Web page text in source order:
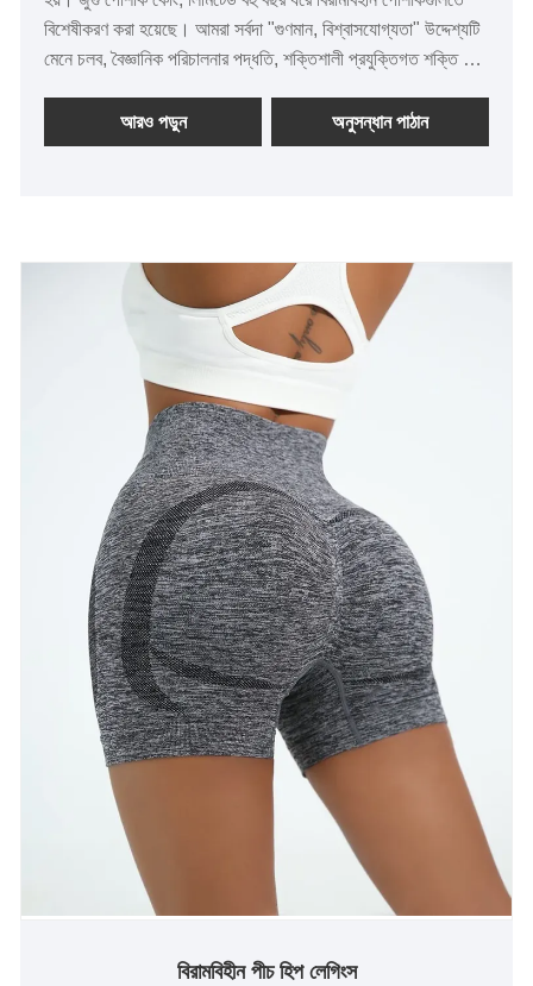
বিশেষীকরণ করা হয়েছে। আমরা সর্বদা "গুণমান, বিশ্বাসযোগ্যতা" উদ্দেশ্যটি
মেনে চলব, বৈজ্ঞানিক পরিচালনার পদ্ধতি, শক্তিশালী প্রযুক্তিগত শক্তি সহ,
সর্বস্তরের বন্ধুদের স্বাগত জানানো, গাইডেন্স এবং ব্যবসায়িক আলোচনার
জন্য স্বাগত জানায়।
আরও পড়ুন অনুসন্ধান পাঠান
বিরামবিহীন পীচ হিপ লেগিংস